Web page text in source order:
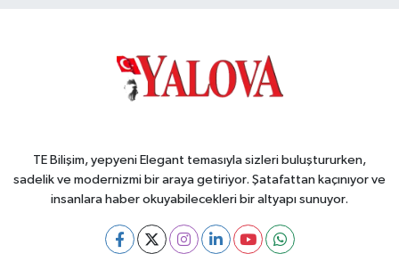
TE Bilişim, yepyeni Elegant temasıyla sizleri buluştururken,
sadelik ve modernizmi bir araya getiriyor. Şatafattan kaçınıyor ve
insanlara haber okuyabilecekleri bir altyapı sunuyor.